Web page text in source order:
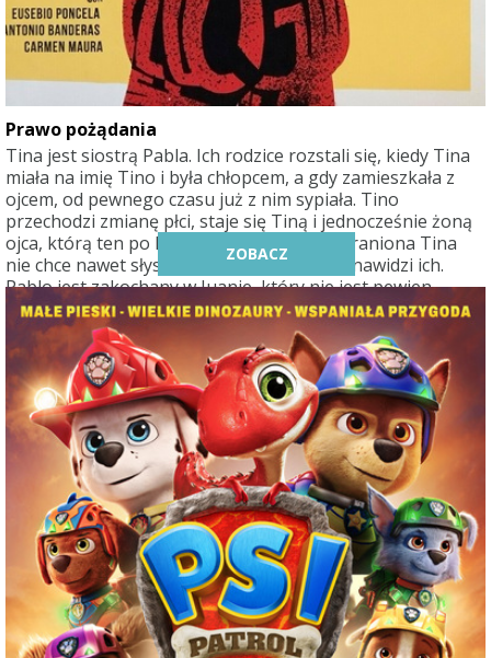
Prawo pożądania
Tina jest siostrą Pabla. Ich rodzice rozstali się, kiedy Tina
miała na imię Tino i była chłopcem, a gdy zamieszkała z
ojcem, od pewnego czasu już z nim sypiała. Tino
przechodzi zmianę płci, staje się Tiną i jednocześnie żoną
ojca, którą ten po kilku latach porzuca, a zraniona Tina
nie chce nawet słyszeć o mężczyznach. Nienawidzi ich.
Pablo jest zakochany w Juanie, który nie jest pewien
swoich uczuć, więc Pablo próbuje o nim zapomnieć.
Poznaje zaborczego, pełnego sprzeczności Antonia i
nawiązuje z nim romans, jednak jego życie staje się jeszcze
bardziej skomplikowane. Nie może z tego wyjść nic
dobrego…
ZOBACZ